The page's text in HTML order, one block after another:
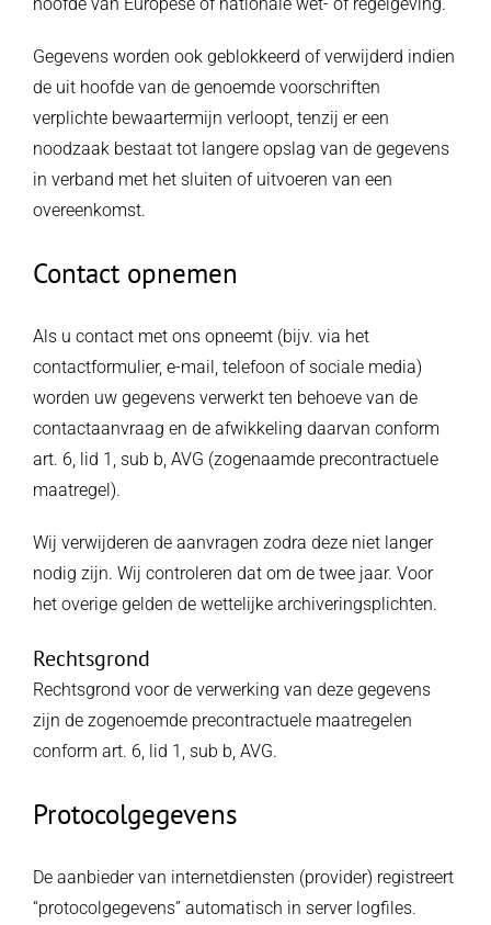
Gegevens worden ook geblokkeerd of verwijderd indien
de uit hoofde van de genoemde voorschriften
verplichte bewaartermijn verloopt, tenzij er een
noodzaak bestaat tot langere opslag van de gegevens
in verband met het sluiten of uitvoeren van een
overeenkomst.
Contact opnemen
Als u contact met ons opneemt (bijv. via het
contactformulier, e-mail, telefoon of sociale media)
worden uw gegevens verwerkt ten behoeve van de
contactaanvraag en de afwikkeling daarvan conform
art. 6, lid 1, sub b, AVG (zogenaamde precontractuele
maatregel).
Wij verwijderen de aanvragen zodra deze niet langer
nodig zijn. Wij controleren dat om de twee jaar. Voor
het overige gelden de wettelijke archiveringsplichten.
Rechtsgrond
Rechtsgrond voor de verwerking van deze gegevens
zijn de zogenoemde precontractuele maatregelen
conform art. 6, lid 1, sub b, AVG.
Protocolgegevens
De aanbieder van internetdiensten (provider) registreert
“protocolgegevens” automatisch in server logfiles.